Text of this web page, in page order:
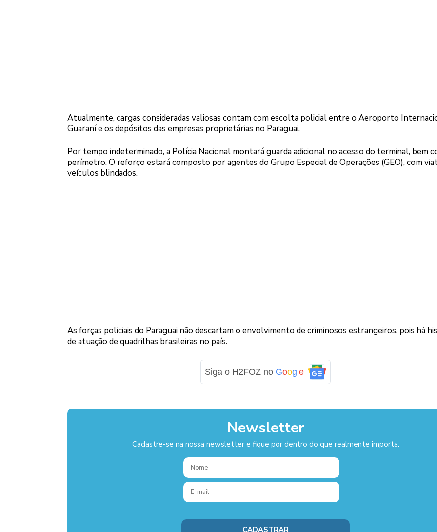
Atualmente, cargas consideradas valiosas contam com escolta policial entre o Aeroporto
Guaraní e os depósitos das empresas proprietárias no Paraguai.
Por tempo indeterminado, a Polícia Nacional montará guarda adicional no acesso do terminal, bem
perímetro. O reforço estará composto por agentes do Grupo Especial de Operações (GEO), com
veículos blindados.
As forças policiais do Paraguai não descartam o envolvimento de criminosos estrangeiros, pois há
de atuação de quadrilhas brasileiras no país.
Siga o H2FOZ no Google
Newsletter
Cadastre-se na nossa newsletter e fique por dentro do que realmente importa.